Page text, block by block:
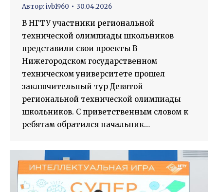
Автор:ivb1960 30.04.2026
В НГТУ участники региональной
технической олимпиады школьников
представили свои проекты В
Нижегородском государственном
техническом университете прошел
заключительный тур Девятой
региональной технической олимпиады
школьников. С приветственным словом к
ребятам обратился начальник…